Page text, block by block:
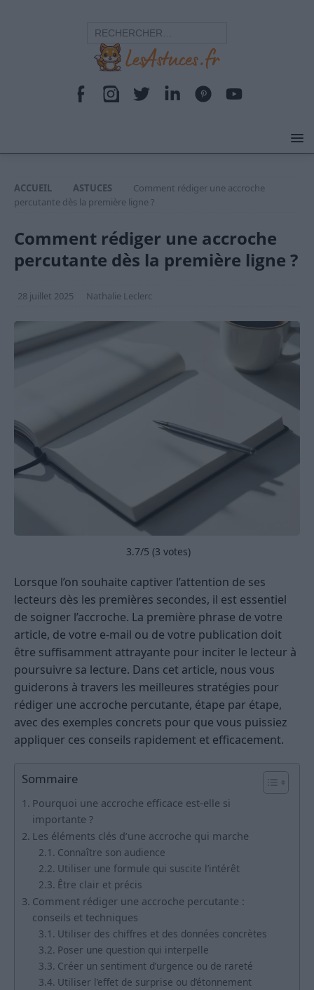
ACCUEIL ASTUCES
Comment rédiger une accroche
percutante dès la première ligne ?
Comment rédiger une accroche
percutante dès la première ligne ?
28 juillet 2025 Nathalie Leclerc
3.7/5 (3 votes)
Lorsque l’on souhaite captiver l’attention de ses
lecteurs dès les premières secondes, il est essentiel
de soigner l’accroche. La première phrase de votre
article, de votre e-mail ou de votre publication doit
être suffisamment attrayante pour inciter le lecteur à
poursuivre sa lecture. Dans cet article, nous vous
guiderons à travers les meilleures stratégies pour
rédiger une accroche percutante, étape par étape,
avec des exemples concrets pour que vous puissiez
appliquer ces conseils rapidement et efficacement.
Sommaire
Pourquoi une accroche efficace est-elle si
importante ?
Les éléments clés d’une accroche qui marche
Connaître son audience
Utiliser une formule qui suscite l’intérêt
Être clair et précis
Comment rédiger une accroche percutante :
conseils et techniques
Utiliser des chiffres et des données concrètes
Poser une question qui interpelle
Créer un sentiment d’urgence ou de rareté
Utiliser l’effet de surprise ou d’étonnement